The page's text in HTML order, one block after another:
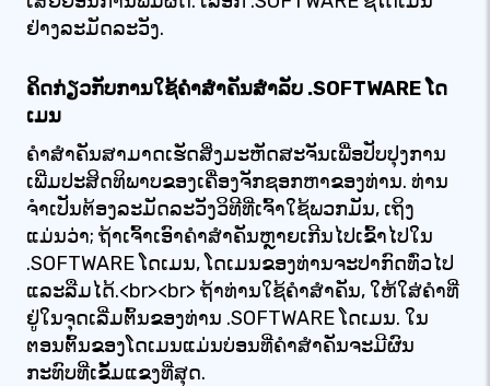
ຢ່າງລະມັດລະວັງ.
ຄິດກ່ຽວກັບການໃຊ້ຄໍາສໍາຄັນສໍາລັບ .SOFTWARE ໂດ
ເມນ
ຄໍາສໍາຄັນສາມາດເຮັດສິ່ງມະຫັດສະຈັນເພື່ອປັບປຸງການ
ເພີ່ມປະສິດທິພາບຂອງເຄື່ອງຈັກຊອກຫາຂອງທ່ານ. ທ່ານ
ຈໍາເປັນຕ້ອງລະມັດລະວັງວິທີທີ່ເຈົ້າໃຊ້ພວກມັນ, ເຖິງ
ແມ່ນວ່າ; ຖ້າເຈົ້າເອົາຄໍາສໍາຄັນຫຼາຍເກີນໄປເຂົ້າໄປໃນ
.SOFTWARE ໂດເມນ, ໂດເມນຂອງທ່ານຈະປາກົດທົ່ວໄປ
ແລະລືມໄດ້.<br><br> ຖ້າທ່ານໃຊ້ຄໍາສໍາຄັນ, ໃຫ້ໃສ່ຄໍາທີ່
ຢູ່ໃນຈຸດເລີ່ມຕົ້ນຂອງທ່ານ .SOFTWARE ໂດເມນ. ໃນ
ຕອນຕົ້ນຂອງໂດເມນແມ່ນບ່ອນທີ່ຄໍາສໍາຄັນຈະມີຜົນ
ກະທົບທີ່ເຂັ້ມແຂງທີ່ສຸດ.